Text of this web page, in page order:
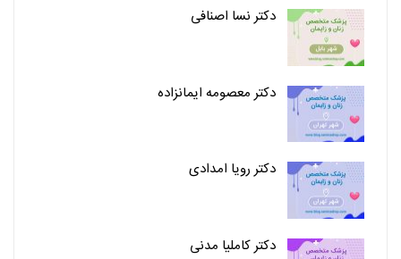
دکتر نسا اصنافی
دکتر معصومه ایمانزاده
دکتر رویا امدادی
دکتر کاملیا مدنی